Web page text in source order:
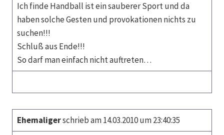
Ich finde Handball ist ein sauberer Sport und da
haben solche Gesten und provokationen nichts zu
suchen!!!
Schluß aus Ende!!!
So darf man einfach nicht auftreten…
Ehemaligerschrieb am 14.03.2010 um 23:40:35